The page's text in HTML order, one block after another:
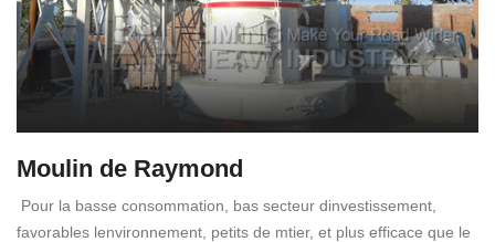
Moulin de Raymond
Pour la basse consommation, bas secteur dinvestissement,
favorables lenvironnement, petits de mtier, et plus efficace que le